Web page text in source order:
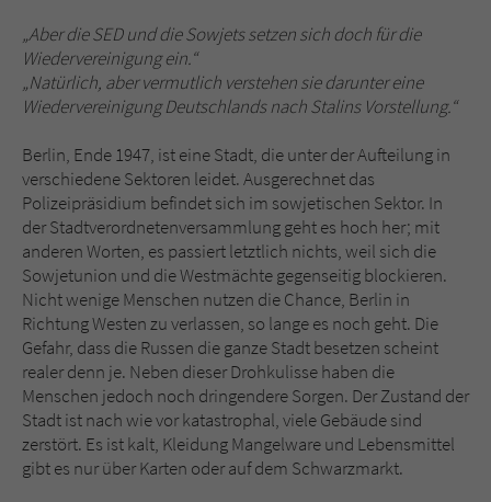
„Aber die SED und die Sowjets setzen sich doch für die
Wiedervereinigung ein.“
„Natürlich, aber vermutlich verstehen sie darunter eine
Wiedervereinigung Deutschlands nach Stalins Vorstellung.“
Berlin, Ende 1947, ist eine Stadt, die unter der Aufteilung in
verschiedene Sektoren leidet. Ausgerechnet das
Polizeipräsidium befindet sich im sowjetischen Sektor. In
der Stadtverordnetenversammlung geht es hoch her; mit
anderen Worten, es passiert letztlich nichts, weil sich die
Sowjetunion und die Westmächte gegenseitig blockieren.
Nicht wenige Menschen nutzen die Chance, Berlin in
Richtung Westen zu verlassen, so lange es noch geht. Die
Gefahr, dass die Russen die ganze Stadt besetzen scheint
realer denn je. Neben dieser Drohkulisse haben die
Menschen jedoch noch dringendere Sorgen. Der Zustand der
Stadt ist nach wie vor katastrophal, viele Gebäude sind
zerstört. Es ist kalt, Kleidung Mangelware und Lebensmittel
gibt es nur über Karten oder auf dem Schwarzmarkt.